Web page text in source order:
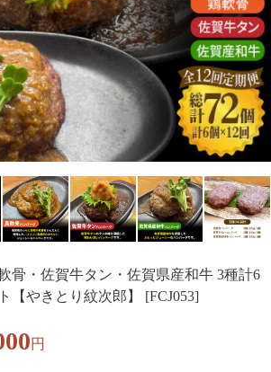
骨・佐賀牛タン・佐賀県産和牛 3種計6
【やきとり紋次郎】 [FCJ053]
円